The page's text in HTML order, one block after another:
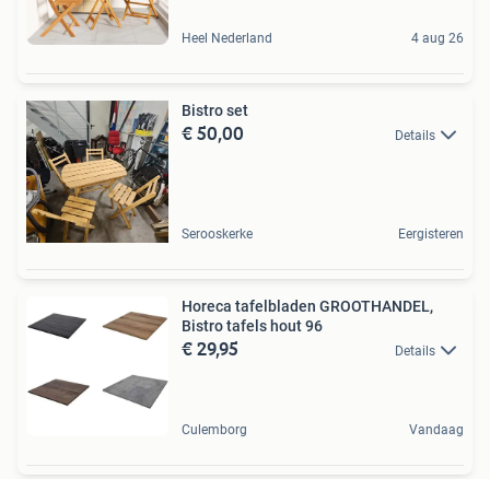
Heel Nederland 4 aug 26
Bistro set
€ 50,00 Details
Serooskerke Eergisteren
Horeca tafelbladen GROOTHANDEL,
Bistro tafels hout 96
€ 29,95 Details
Culemborg Vandaag